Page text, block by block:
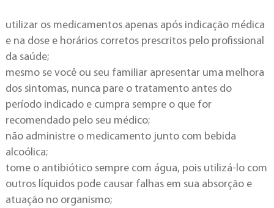
utilizar os medicamentos apenas após indicação médica
e na dose e horários corretos prescritos pelo profissional
da saúde;
mesmo se você ou seu familiar apresentar uma melhora
dos sintomas, nunca pare o tratamento antes do
período indicado e cumpra sempre o que for
recomendado pelo seu médico;
não administre o medicamento junto com bebida
alcoólica;
tome o antibiótico sempre com água, pois utilizá-lo com
outros líquidos pode causar falhas em sua absorção e
atuação no organismo;